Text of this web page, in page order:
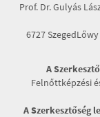
Prof. Dr. Gulyás
6727
A
Felnőttképzési
A Szerkesztőség